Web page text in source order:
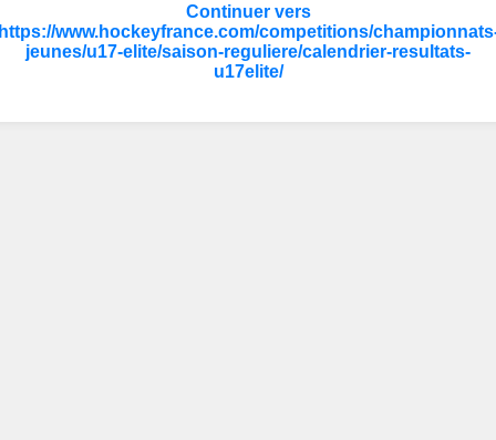
Continuer vers
www.hockeyfrance.com/competitions/
jeunes/u17-elite/saison-reguliere/calendrier-resultats-
u17elite/